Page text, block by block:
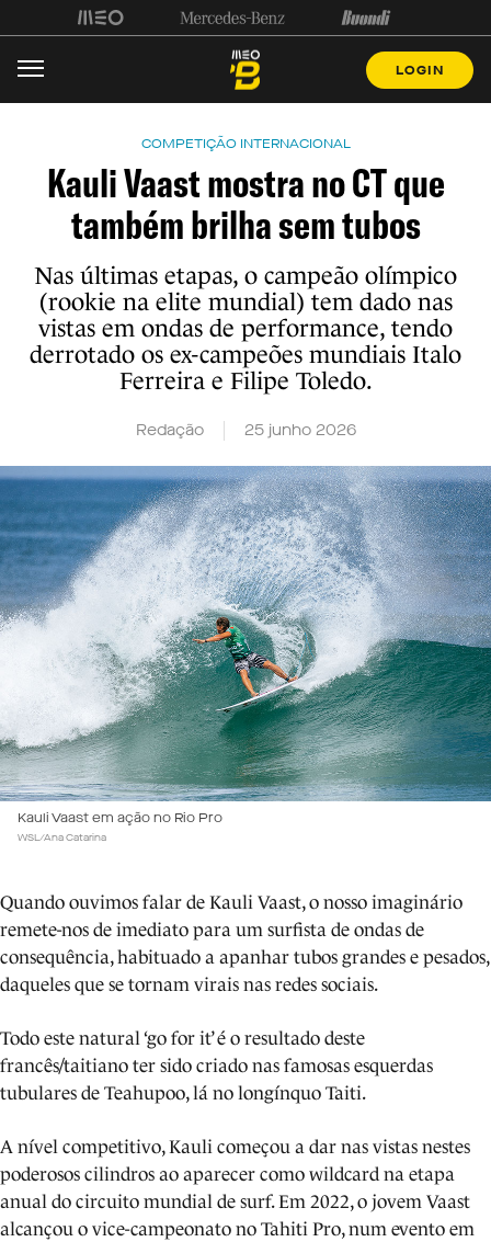
LOGIN
COMPETIÇÃO INTERNACIONAL
Kauli Vaast mostra no CT que
também brilha sem tubos
Nas últimas etapas, o campeão olímpico
(rookie na elite mundial) tem dado nas
vistas em ondas de performance, tendo
derrotado os ex-campeões mundiais Italo
Ferreira e Filipe Toledo.
Redação 25 junho 2026
Kauli Vaast em ação no Rio Pro
WSL/Ana Catarina
Quando ouvimos falar de Kauli Vaast, o nosso imaginário
remete-nos de imediato para um surfista de ondas de
consequência, habituado a apanhar tubos grandes e pesados,
daqueles que se tornam virais nas redes sociais.
Todo este natural ‘go for it’ é o resultado deste
francês/taitiano ter sido criado nas famosas esquerdas
tubulares de Teahupoo, lá no longínquo Taiti.
A nível competitivo, Kauli começou a dar nas vistas nestes
poderosos cilindros ao aparecer como wildcard na etapa
anual do circuito mundial de surf. Em 2022, o jovem Vaast
alcançou o vice-campeonato no Tahiti Pro, num evento em